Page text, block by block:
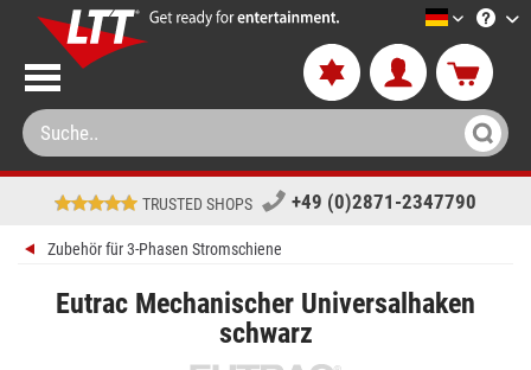
LTT-
TRUSTED SHOPS +49 (0)2871-2347790
Zubehör für 3-Phasen Stromschiene
Eutrac Mechanischer Universalhaken
schwarz